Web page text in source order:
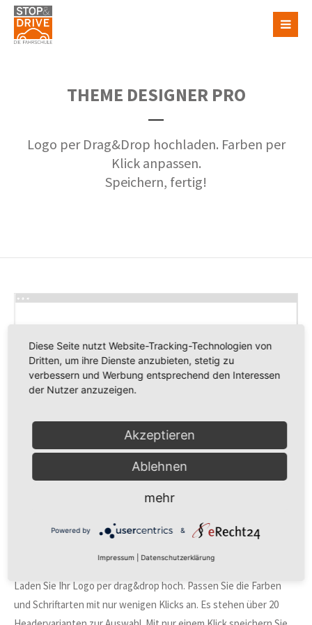
THEME DESIGNER PRO
Logo per Drag&Drop hochladen. Farben per
Klick anpassen.
Speichern, fertig!
THEMEDESIGNER PRO
mit nur wenigen Klicks Ihre individuelle Webseite gestalten. Ganz
ohne Codekontakt!
Laden Sie Ihr Logo per drag&drop hoch. Passen Sie die Farben
und Schriftarten mit nur wenigen Klicks an. Es stehen über 20
Diese Seite nutzt Website-Tracking-Technologien von
Dritten, um ihre Dienste anzubieten, stetig zu
verbessern und Werbung entsprechend den Interessen
der Nutzer anzuzeigen.
Akzeptieren
Ablehnen
mehr
Powered by &
Impressum Datenschutzerklärung